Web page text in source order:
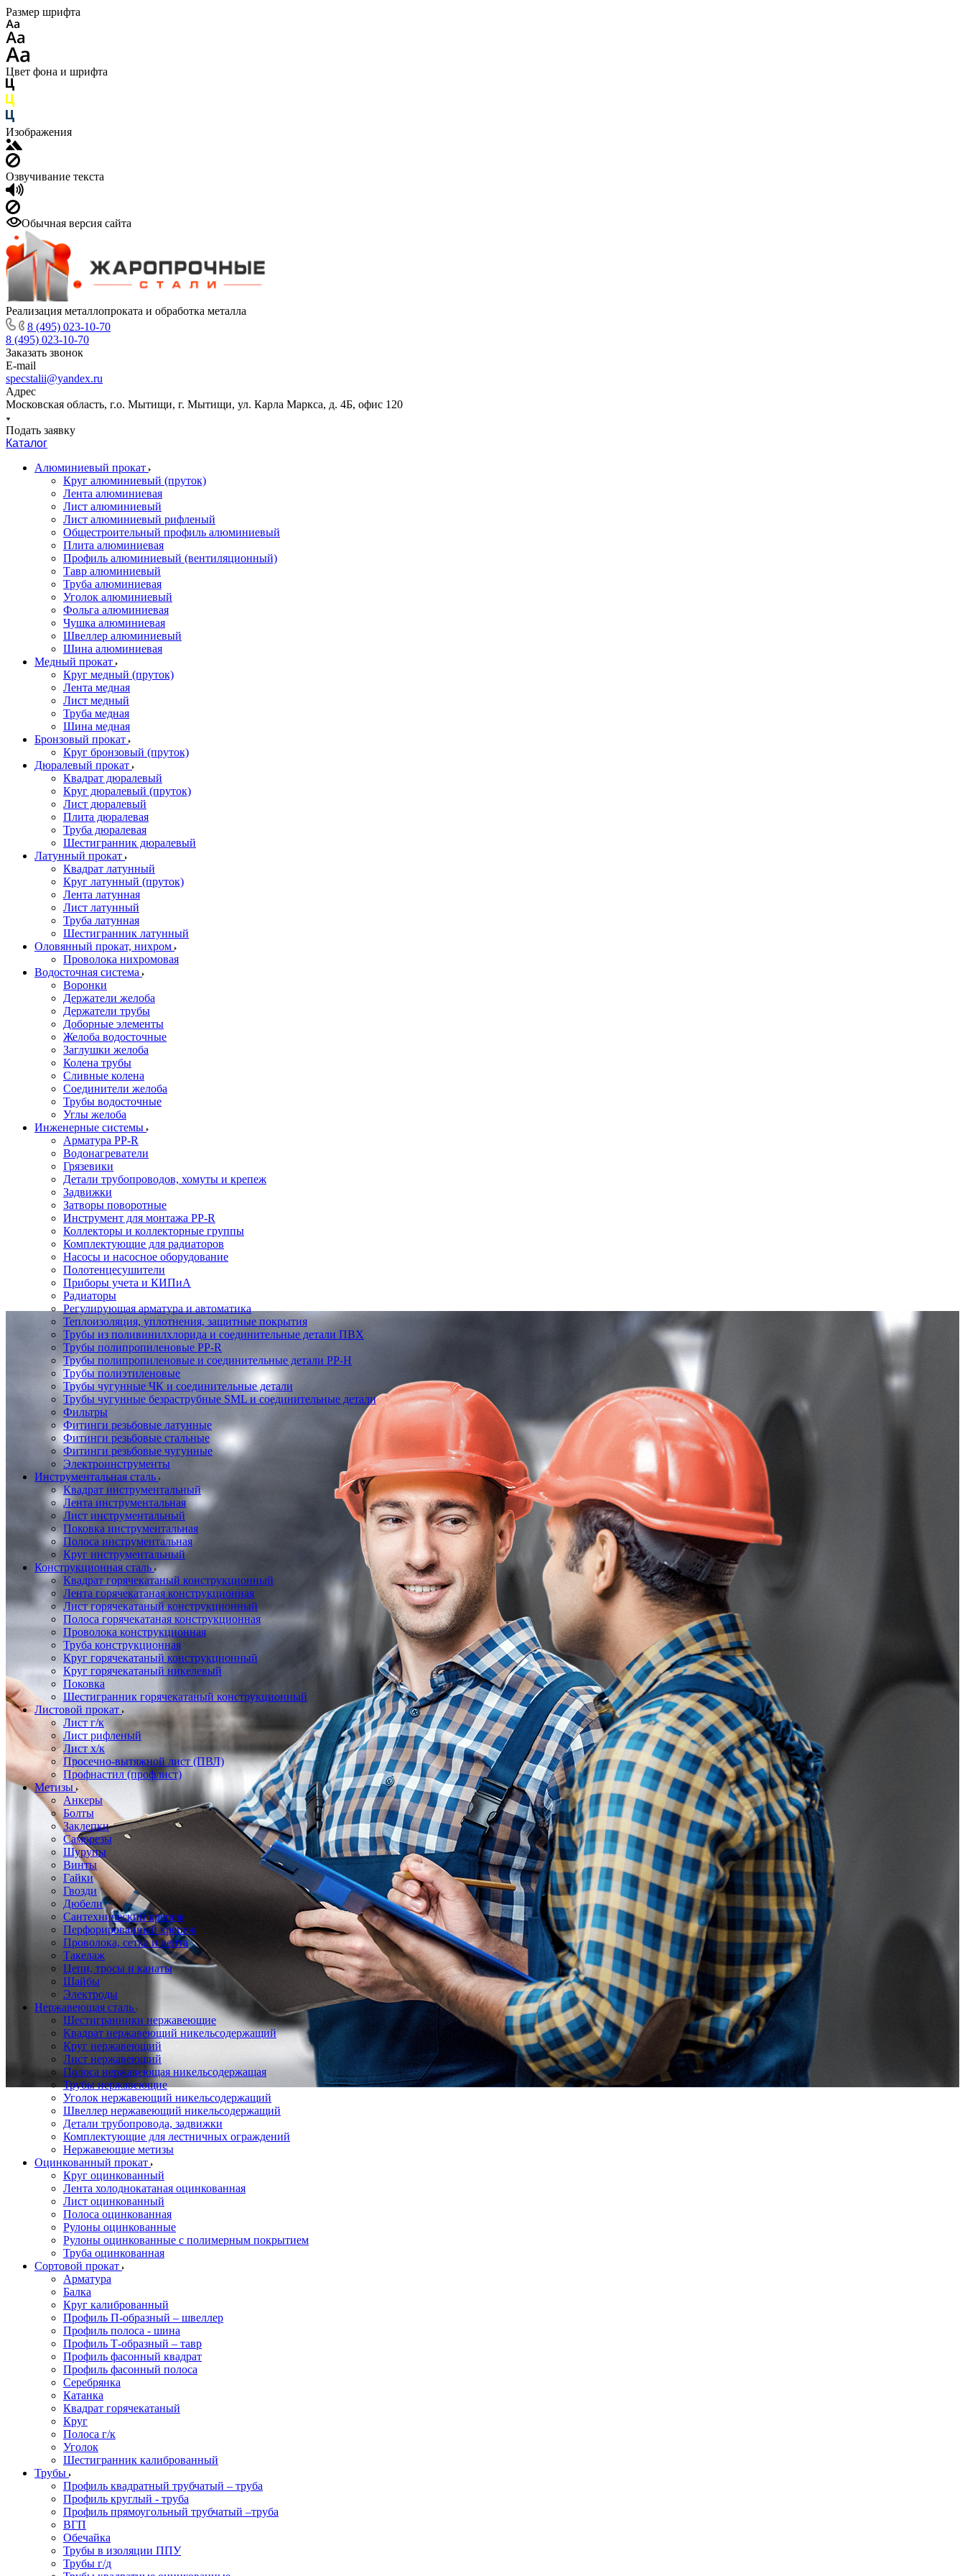
Размер шрифта
Цвет фона и шрифта
Изображения
Озвучивание текста
Обычная версия сайта
Реализация металлопроката и обработка металла
8 (495) 023-10-70
8 (495) 023-10-70
Заказать звонок
E-mail
specstalii@yandex.ru
Адрес
Московская область, г.о. Мытищи, г. Мытищи, ул. Карла Маркса, д. 4Б, офис 120
Подать заявку
Каталог
Алюминиевый прокат
Круг алюминиевый (пруток)
Лента алюминиевая
Лист алюминиевый
Лист алюминиевый рифленый
Общестроительный профиль алюминиевый
Плита алюминиевая
Профиль алюминиевый (вентиляционный)
Тавр алюминиевый
Труба алюминиевая
Уголок алюминиевый
Фольга алюминиевая
Чушка алюминиевая
Швеллер алюминиевый
Шина алюминиевая
Медный прокат
Круг медный (пруток)
Лента медная
Лист медный
Труба медная
Шина медная
Бронзовый прокат
Круг бронзовый (пруток)
Дюралевый прокат
Квадрат дюралевый
Круг дюралевый (пруток)
Лист дюралевый
Плита дюралевая
Труба дюралевая
Шестигранник дюралевый
Латунный прокат
Квадрат латунный
Круг латунный (пруток)
Лента латунная
Лист латунный
Труба латунная
Шестигранник латунный
Оловянный прокат, нихром
Проволока нихромовая
Водосточная система
Воронки
Держатели желоба
Держатели трубы
Доборные элементы
Желоба водосточные
Заглушки желоба
Колена трубы
Сливные колена
Соединители желоба
Трубы водосточные
Углы желоба
Инженерные системы
Арматура PP-R
Водонагреватели
Грязевики
Детали трубопроводов, хомуты и крепеж
Задвижки
Затворы поворотные
Инструмент для монтажа PP-R
Коллекторы и коллекторные группы
Комплектующие для радиаторов
Насосы и насосное оборудование
Полотенцесушители
Приборы учета и КИПиА
Радиаторы
Регулирующая арматура и автоматика
Теплоизоляция, уплотнения, защитные покрытия
Трубы из поливинилхлорида и соединительные детали ПВХ
Трубы полипропиленовые PP-R
Трубы полипропиленовые и соединительные детали PP-H
Трубы полиэтиленовые
Трубы чугунные ЧК и соединительные детали
Трубы чугунные безраструбные SML и соединительные детали
Фильтры
Фитинги резьбовые латунные
Фитинги резьбовые стальные
Фитинги резьбовые чугунные
Электроинструменты
Инструментальная сталь
Квадрат инструментальный
Лента инструментальная
Лист инструментальный
Поковка инструментальная
Полоса инструментальная
Круг инструментальный
Конструкционная сталь
Квадрат горячекатаный конструкционный
Лента горячекатаная конструкционная
Лист горячекатаный конструкционный
Полоса горячекатаная конструкционная
Проволока конструкционная
Труба конструкционная
Круг горячекатаный конструкционный
Круг горячекатаный никелевый
Поковка
Шестигранник горячекатаный конструкционный
Листовой прокат
Лист г/к
Лист рифленый
Лист х/к
Просечно-вытяжной лист (ПВЛ)
Профнастил (профлист)
Метизы
Анкеры
Болты
Заклепки
Саморезы
Шурупы
Винты
Гайки
Гвозди
Дюбели
Сантехнический крепеж
Перфорированный крепеж
Проволока, сетка и лента
Такелаж
Цепи, тросы и канаты
Шайбы
Электроды
Нержавеющая сталь
Шестигранники нержавеющие
Квадрат нержавеющий никельсодержащий
Круг нержавеющий
Лист нержавеющий
Полоса нержавеющая никельсодержащая
Трубы нержавеющие
Уголок нержавеющий никельсодержащий
Швеллер нержавеющий никельсодержащий
Детали трубопровода, задвижки
Комплектующие для лестничных ограждений
Нержавеющие метизы
Оцинкованный прокат
Круг оцинкованный
Лента холоднокатаная оцинкованная
Лист оцинкованный
Полоса оцинкованная
Рулоны оцинкованные
Рулоны оцинкованные с полимерным покрытием
Труба оцинкованная
Сортовой прокат
Арматура
Балка
Круг калиброванный
Профиль П-образный – швеллер
Профиль полоса - шина
Профиль Т-образный – тавр
Профиль фасонный квадрат
Профиль фасонный полоса
Серебрянка
Катанка
Квадрат горячекатаный
Круг
Полоса г/к
Уголок
Шестигранник калиброванный
Трубы
Профиль квадратный трубчатый – труба
Профиль круглый - труба
Профиль прямоугольный трубчатый –труба
ВГП
Обечайка
Трубы в изоляции ППУ
Трубы г/д